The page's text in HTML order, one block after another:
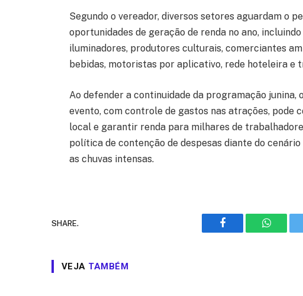
Segundo o vereador, diversos setores aguardam o
oportunidades de geração de renda no ano,
iluminadores, produtores culturais, comerciantes
bebidas, motoristas por aplicativo, rede hoteleira e
Ao defender a continuidade da programação
evento, com controle de gastos nas atrações,
local e garantir renda para milhares de
política de contenção de despesas diante do
as chuvas intensas.
SHARE.
Facebook
VEJA TAMBÉM